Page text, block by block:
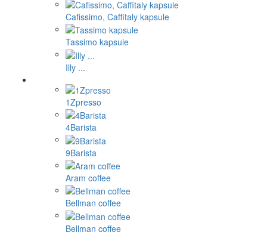
Cafissimo, Caffitaly kapsule
Tassimo kapsule
Illy ...
1Zpresso
4Barista
9Barista
Aram coffee
Bellman coffee
Bellman coffee